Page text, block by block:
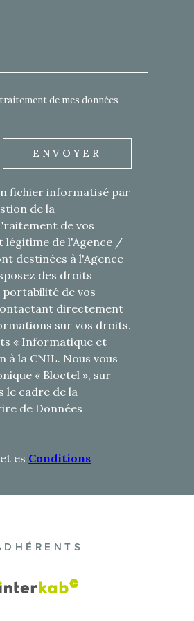
de mes données
ENVOYER
fichier informatisé par
de la
de vos
légitime de l'Agence /
destinées à l'Agence
des droits
portabilité de vos
directement
sur vos droits.
« Informatique et
à la CNIL. Nous vous
« Bloctel », sur
le cadre de la
de Données
et es Conditions